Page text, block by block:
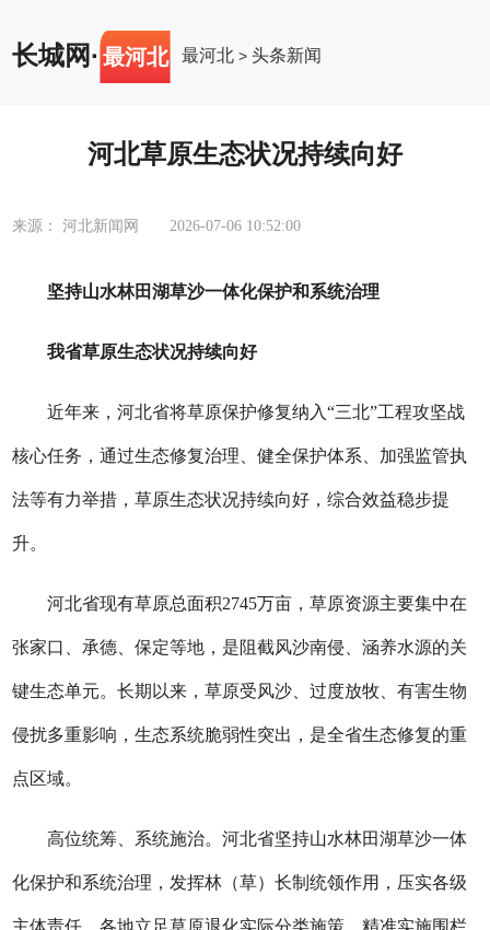
长城网· 最河北 最河北 >头条新闻
河北草原生态状况持续向好
来源： 河北新闻网 2026-07-06 10:52:00
坚持山水林田湖草沙一体化保护和系统治理
我省草原生态状况持续向好
近年来，河北省将草原保护修复纳入“三北”工程攻坚战
核心任务，通过生态修复治理、健全保护体系、加强监管执
法等有力举措，草原生态状况持续向好，综合效益稳步提
升。
河北省现有草原总面积2745万亩，草原资源主要集中在
张家口、承德、保定等地，是阻截风沙南侵、涵养水源的关
键生态单元。长期以来，草原受风沙、过度放牧、有害生物
侵扰多重影响，生态系统脆弱性突出，是全省生态修复的重
点区域。
高位统筹、系统施治。河北省坚持山水林田湖草沙一体
化保护和系统治理，发挥林（草）长制统领作用，压实各级
主体责任。各地立足草原退化实际分类施策，精准实施围栏